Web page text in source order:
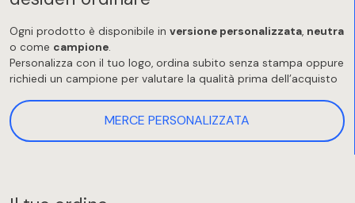
Ogni prodotto è disponibile in versione personalizzata, neutra
o come campione.
Personalizza con il tuo logo, ordina subito senza stampa oppure
richiedi un campione per valutare la qualità prima dell’acquisto
MERCE PERSONALIZZATA